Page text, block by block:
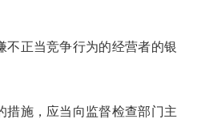
不正当竞争行为的经营者的银
措施， 应当向监督检查部门主